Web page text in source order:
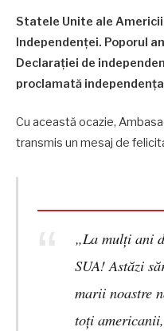
Statele Unite ale Americii
Independenţei. Poporul
Declaraţiei de
proclamată
Cu această ocazie,
transmis un mesaj de
„La mulți ani
SUA! Astăzi
marii noastre
toți